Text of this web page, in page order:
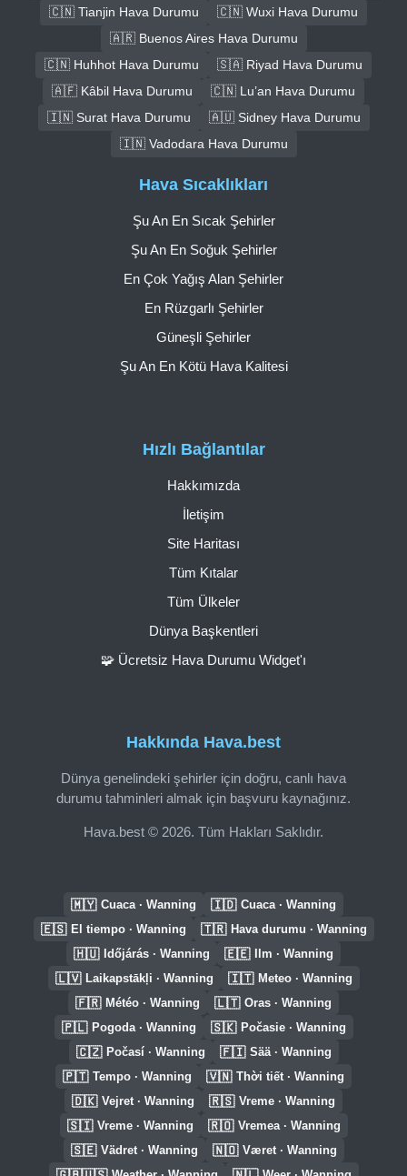
🇨🇳 Tianjin Hava Durumu
🇨🇳 Wuxi Hava Durumu
🇦🇷 Buenos Aires Hava Durumu
🇨🇳 Huhhot Hava Durumu
🇸🇦 Riyad Hava Durumu
🇦🇫 Kâbil Hava Durumu
🇨🇳 Lu’an Hava Durumu
🇮🇳 Surat Hava Durumu
🇦🇺 Sidney Hava Durumu
🇮🇳 Vadodara Hava Durumu
Hakkında Hava.best
Dünya genelindeki şehirler için doğru, canlı hava
durumu tahminleri almak için başvuru kaynağınız.
Hava.best © 2026. Tüm Hakları Saklıdır.
Hızlı Bağlantılar
Hakkımızda
İletişim
Site Haritası
Tüm Kıtalar
Tüm Ülkeler
Dünya Başkentleri
🧩 Ücretsiz Hava Durumu Widget'ı
Hava Sıcaklıkları
Şu An En Sıcak Şehirler
Şu An En Soğuk Şehirler
En Çok Yağış Alan Şehirler
En Rüzgarlı Şehirler
Güneşli Şehirler
Şu An En Kötü Hava Kalitesi
🇲🇾 Cuaca · Wanning 🇮🇩 Cuaca · Wanning
🇪🇸 El tiempo · Wanning 🇹🇷 Hava durumu · Wanning
🇭🇺 Időjárás · Wanning 🇪🇪 Ilm · Wanning
🇱🇻 Laikapstākļi · Wanning 🇮🇹 Meteo · Wanning
🇫🇷 Météo · Wanning 🇱🇹 Oras · Wanning
🇵🇱 Pogoda · Wanning 🇸🇰 Počasie · Wanning
🇨🇿 Počasí · Wanning 🇫🇮 Sää · Wanning
🇵🇹 Tempo · Wanning 🇻🇳 Thời tiết · Wanning
🇩🇰 Vejret · Wanning 🇷🇸 Vreme · Wanning
🇸🇮 Vreme · Wanning 🇷🇴 Vremea · Wanning
🇸🇪 Vädret · Wanning 🇳🇴 Været · Wanning